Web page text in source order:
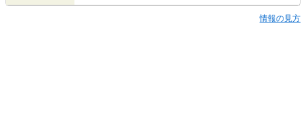
情報の見方